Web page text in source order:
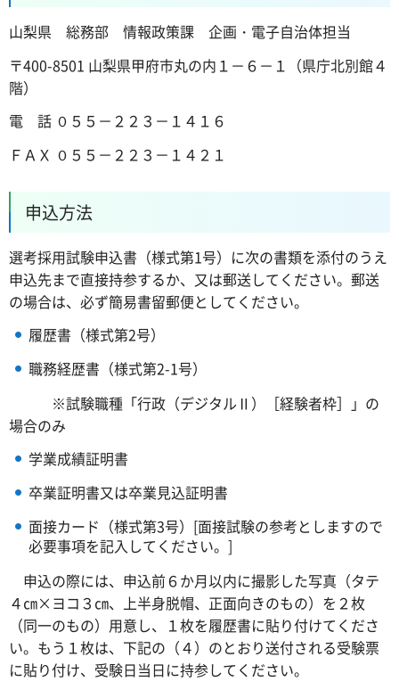
山梨県 総務部 情報政策課 企画・電子自治体担当
〒400-8501 山梨県甲府市丸の内１－６－１（県庁北別館４
階）
電 話 ０５５－２２３－１４１６
ＦＡＸ ０５５－２２３－１４２１
申込方法
選考採用試験申込書（様式第1号）に次の書類を添付のうえ
申込先まで直接持参するか、又は郵送してください。郵送
の場合は、必ず簡易書留郵便としてください。
履歴書（様式第2号）
職務経歴書（様式第2-1号）
※試験職種「行政（デジタルⅡ）［経験者枠］」の
場合のみ
学業成績証明書
卒業証明書又は卒業見込証明書
面接カード（様式第3号）[面接試験の参考としますので
必要事項を記入してください。]
申込の際には、申込前６か月以内に撮影した写真（タテ
４㎝×ヨコ３㎝、上半身脱帽、正面向きのもの）を２枚
（同一のもの）用意し、１枚を履歴書に貼り付けてくださ
い。もう１枚は、下記の（４）のとおり送付される受験票
に貼り付け、受験日当日に持参してください。